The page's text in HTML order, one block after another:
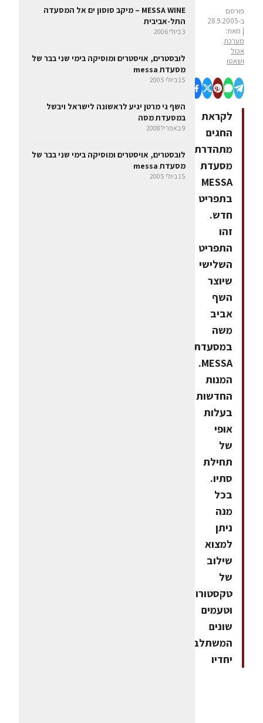
פורסם
ב-28.9.2005
| מאת:
מערכת
אכול
ושאטו
לקראת
החגים
מתהדרת
מסעדת
MESSA
בתפריט
חדש.
זהו
התפריט
השלישי
שיוצר
השף
אביב
משה
במסעדת
MESSA.
המנות
החדשות
בעלות
אופי
של
תחילת
סתיו.
בכל
מנה
ניתן
למצוא
שילוב
של
טקסטורות
וטעמים
שונים
המשתלבים
יחדיו
MESSA WINE – מיקב סוסון ים אל המסעדה
התל-אביבית
3 ביולי 2006
לובסטרים, אויסטרים ומוסיקה בימי שני בבר של
מסעדת messa
15 ביולי 2005
השף גי מרטן יגיע לראשונה לישראל ויבשל
במסעדת מסה
9 באפריל 2008
לובסטרים, אויסטרים ומוסיקה בימי שני בבר של
מסעדת messa
15 ביולי 2005